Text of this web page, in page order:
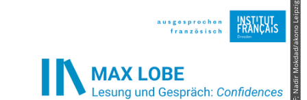
© IF; Nadir Mokdad/akono Leipzig